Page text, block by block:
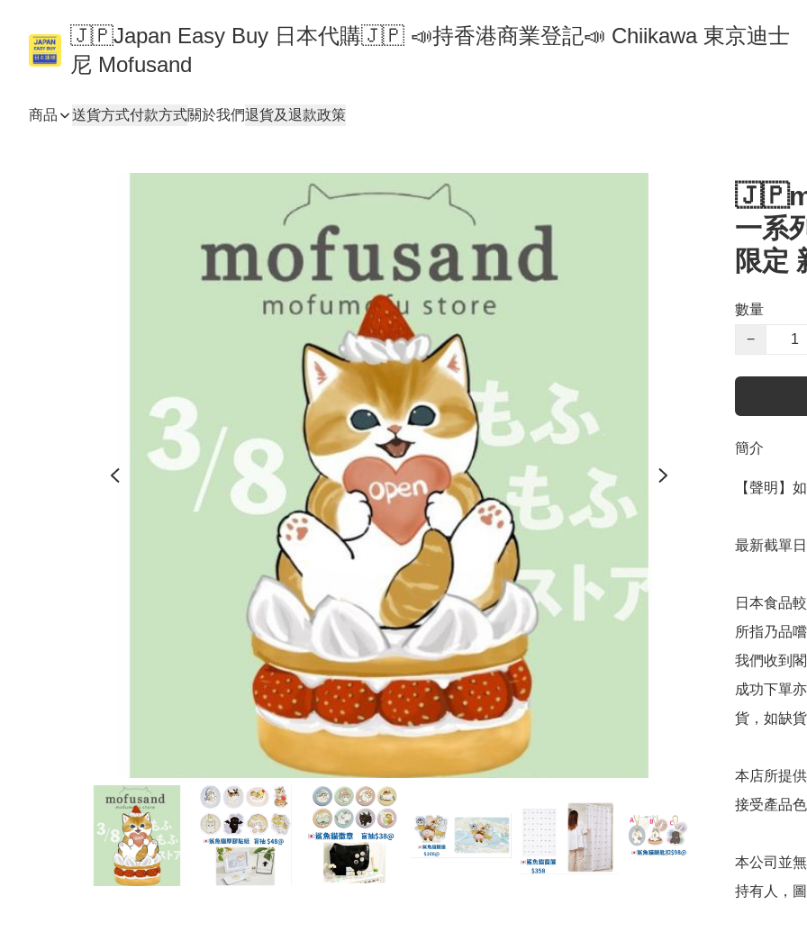
🇯🇵Japan Easy Buy 日本代購🇯🇵 📣持香港商業登記📣 Chiikawa 東京迪士
尼 Mofusand
商品 送貨方式付款方式關於我們退貨及退款政策
一系
限定
數量
−
簡介
【聲明】
最新截單
日本食品
所指乃品
我們收到
成功下單
貨，如缺
本店所提
接受產品
本公司並
持有人，